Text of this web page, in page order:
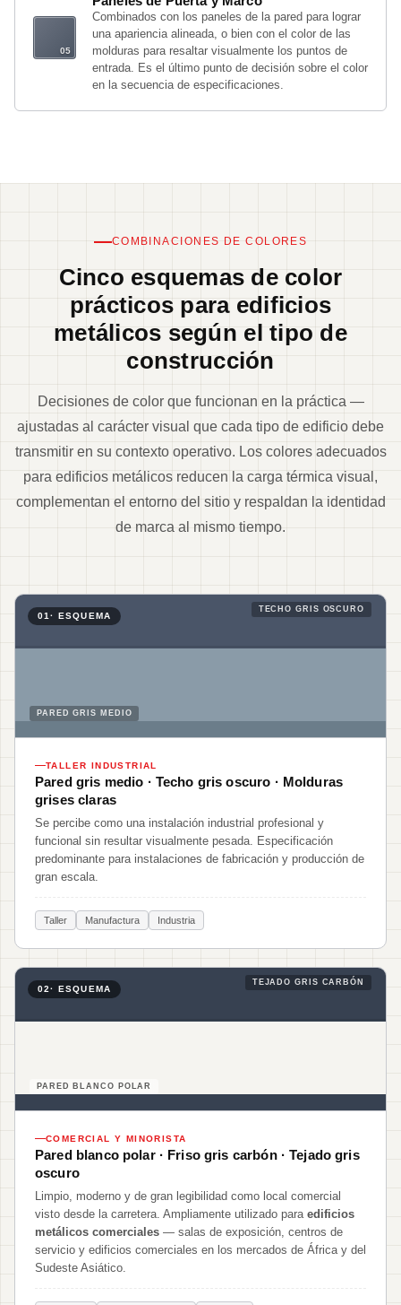
Combinados con los paneles de la pared para lograr
una apariencia alineada, o bien con el color de las
molduras para resaltar visualmente los puntos de
entrada. Es el último punto de decisión sobre el color
en la secuencia de especificaciones.
COMBINACIONES DE COLORES
Cinco esquemas de color
prácticos para edificios
metálicos según el tipo de
construcción
Decisiones de color que funcionan en la práctica —
ajustadas al carácter visual que cada tipo de edificio debe
transmitir en su contexto operativo. Los colores adecuados
para edificios metálicos reducen la carga térmica visual,
complementan el entorno del sitio y respaldan la identidad
de marca al mismo tiempo.
01· ESQUEMA
TECHO GRIS OSCURO
PARED GRIS MEDIO
TALLER INDUSTRIAL
Pared gris medio · Techo gris oscuro · Molduras
grises claras
Se percibe como una instalación industrial profesional y
funcional sin resultar visualmente pesada. Especificación
predominante para instalaciones de fabricación y producción de
gran escala.
Taller Manufactura Industria
02· ESQUEMA
TEJADO GRIS CARBÓN
PARED BLANCO POLAR
COMERCIAL Y MINORISTA
Pared blanco polar · Friso gris carbón · Tejado gris
oscuro
Limpio, moderno y de gran legibilidad como local comercial
visto desde la carretera. Ampliamente utilizado para edificios
metálicos comerciales — salas de exposición, centros de
servicio y edificios comerciales en los mercados de África y del
Sudeste Asiático.